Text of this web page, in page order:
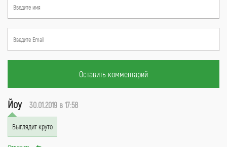
Оставить комментарий
Йоу 30.01.2019 в 17:58
Выглядит круто